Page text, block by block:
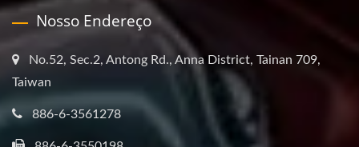
Nosso Endereço
No.52, Sec.2, Antong Rd., Anna District, Tainan 709,
Taiwan
886-6-3561278